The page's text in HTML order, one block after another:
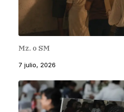
Mz. o SM
7 julio, 2026